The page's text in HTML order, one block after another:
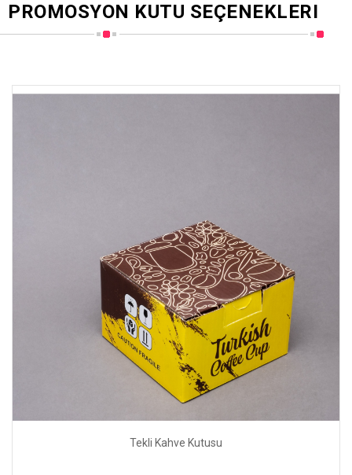
PROMOSYON KUTU SEÇENEKLERI
Tekli Kahve Kutusu